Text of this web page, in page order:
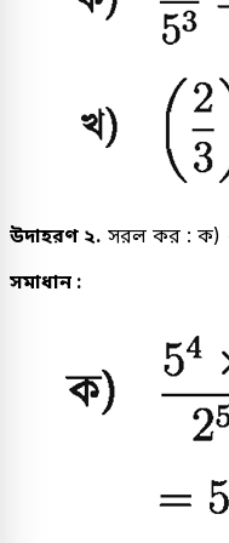
উদাহরণ ২. সরল কর : ক)
সমাধান :